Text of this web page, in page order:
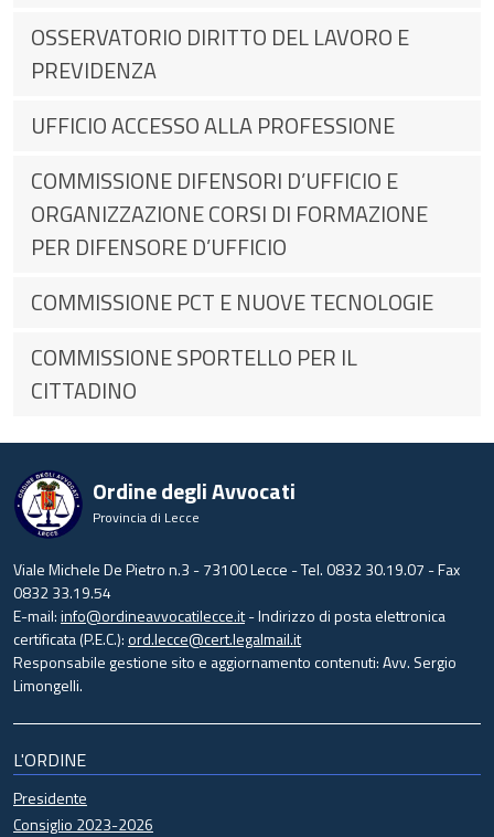
OSSERVATORIO DIRITTO DEL LAVORO E
PREVIDENZA
UFFICIO ACCESSO ALLA PROFESSIONE
COMMISSIONE DIFENSORI D’UFFICIO E
ORGANIZZAZIONE CORSI DI FORMAZIONE
PER DIFENSORE D’UFFICIO
COMMISSIONE PCT E NUOVE TECNOLOGIE
COMMISSIONE SPORTELLO PER IL
CITTADINO
Ordine degli Avvocati
Provincia di Lecce
Viale Michele De Pietro n.3 - 73100 Lecce - Tel. 0832 30.19.07 - Fax
0832 33.19.54
E-mail:info@ordineavvocatilecce.it- Indirizzo di posta elettronica
certificata (P.E.C.):ord.lecce@cert.legalmail.it
Responsabile gestione sito e aggiornamento contenuti: Avv. Sergio
Limongelli.
L'ORDINE
Presidente
Consiglio 2023-2026